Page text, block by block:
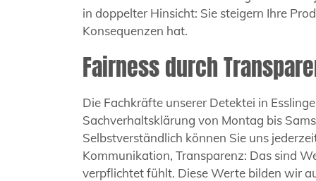
in doppelter Hinsicht: Sie steigern Ihre
Konsequenzen hat.
Fairness durch
Die Fachkräfte unserer Detektei in
Sachverhaltsklärung von Montag bis
Selbstverständlich können Sie uns
Kommunikation, Transparenz: Das sind
verpflichtet fühlt. Diese Werte bilden wir